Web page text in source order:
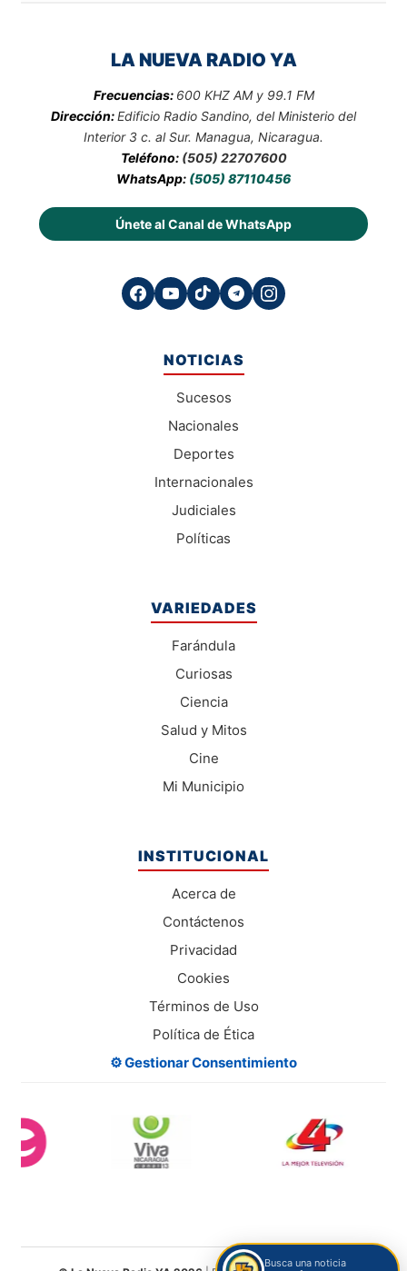
Busca una noticia
LA NUEVA RADIO YA
Frecuencias: 600 KHZ AM y 99.1 FM
Dirección:Edificio Radio Sandino, del Ministerio del
Interior 3 c. al Sur. Managua, Nicaragua.
Teléfono: (505) 22707600
WhatsApp: (505) 87110456
Únete al Canal de WhatsApp
NOTICIAS
Sucesos
Nacionales
Deportes
Internacionales
Judiciales
Políticas
VARIEDADES
Farándula
Curiosas
Ciencia
Salud y Mitos
Cine
Mi Municipio
INSTITUCIONAL
Acerca de
Contáctenos
Privacidad
Cookies
Términos de Uso
Política de Ética
⚙️ Gestionar Consentimiento